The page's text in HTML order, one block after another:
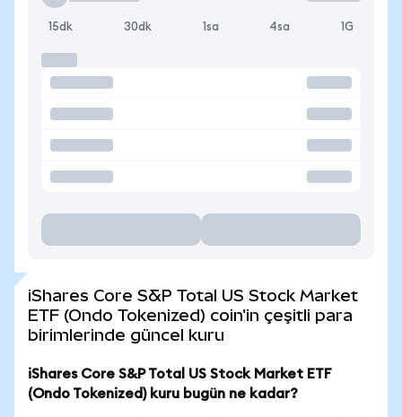
15dk 30dk 1sa 4sa 1G
iShares Core S&P Total US Stock Market
ETF (Ondo Tokenized) coin'in çeşitli para
birimlerinde güncel kuru
iShares Core S&P Total US Stock Market ETF
(Ondo Tokenized) kuru bugün ne kadar?